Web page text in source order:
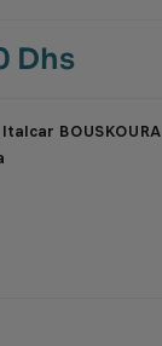
Dhs
BOUSKOURA